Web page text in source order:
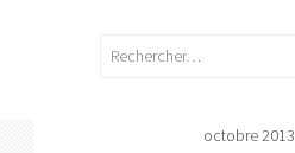
Rechercher :
octobre 2013